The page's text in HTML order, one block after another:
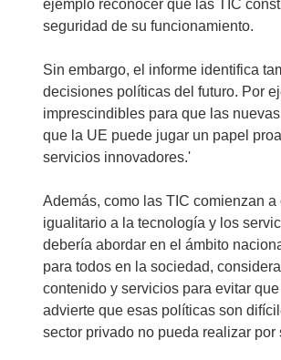
ejemplo reconocer que las TIC
seguridad de su funcionamiento.
Sin embargo, el informe identifica
decisiones políticas del futuro. Por
imprescindibles para que las
que la UE puede jugar un papel
servicios innovadores.'
Además, como las TIC comienzan
igualitario a la tecnología y los
debería abordar en el ámbito
para todos en la sociedad,
contenido y servicios para evitar
advierte que esas políticas son
sector privado no pueda realizar por